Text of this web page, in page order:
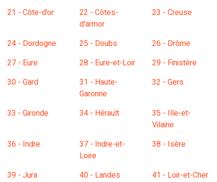
21 - Côte-d'or
22 - Côtes-
d'armor
23 - Creuse
24 - Dordogne 25 - Doubs
26 - Drôme
27 - Eure
28 - Eure-et-Loir
29 - Finistère
30 - Gard
31 - Haute-
Garonne
32 - Gers
33 - Gironde 34 - Hérault
35 - Ille-et-
Vilaine
36 - Indre
37 - Indre-et-
Loire
38 - Isère
39 - Jura 40 - Landes
41 - Loir-et-Cher